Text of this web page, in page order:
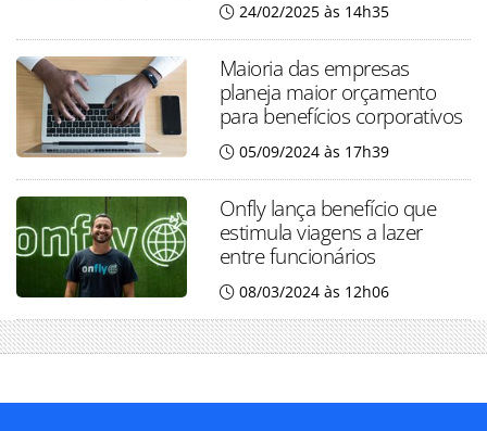
24/02/2025 às 14h35
Maioria das empresas
planeja maior orçamento
para benefícios corporativos
05/09/2024 às 17h39
Onfly lança benefício que
estimula viagens a lazer
entre funcionários
08/03/2024 às 12h06